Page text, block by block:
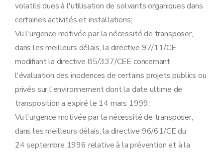
volatils dues à l'utilisation de solvants organiques dans
certaines activités et installations;
Vu l'urgence motivée par la nécessité de transposer,
dans les meilleurs délais, la directive 97/11/CE
modifiant la directive 85/337/CEE concernant
l'évaluation des incidences de certains projets publics ou
privés sur l'environnement dont la date ultime de
transposition a expiré le 14 mars 1999;
Vu l'urgence motivée par la nécessité de transposer,
dans les meilleurs délais, la directive 96/61/CE du
24 septembre 1996 relative à la prévention et à la